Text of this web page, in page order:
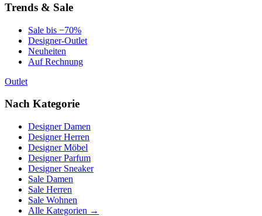
Trends & Sale
Sale bis −70%
Designer-Outlet
Neuheiten
Auf Rechnung
Outlet
Nach Kategorie
Designer Damen
Designer Herren
Designer Möbel
Designer Parfum
Designer Sneaker
Sale Damen
Sale Herren
Sale Wohnen
Alle Kategorien →